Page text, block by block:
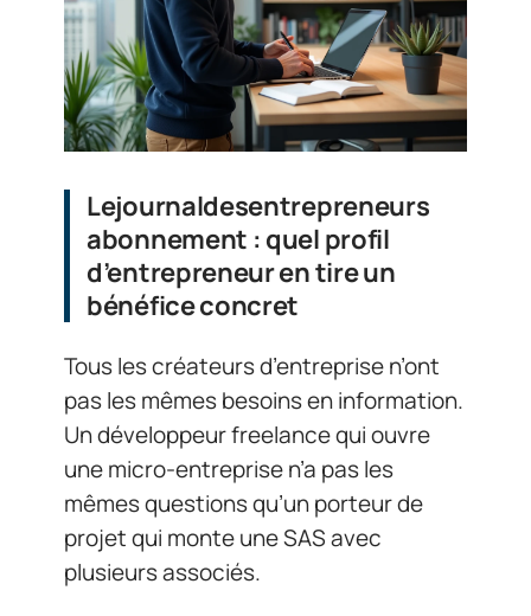
Lejournaldesentrepreneurs
abonnement : quel profil
d’entrepreneur en tire un
bénéfice concret
Tous les créateurs d’entreprise n’ont
pas les mêmes besoins en information.
Un développeur freelance qui ouvre
une micro-entreprise n’a pas les
mêmes questions qu’un porteur de
projet qui monte une SAS avec
plusieurs associés.